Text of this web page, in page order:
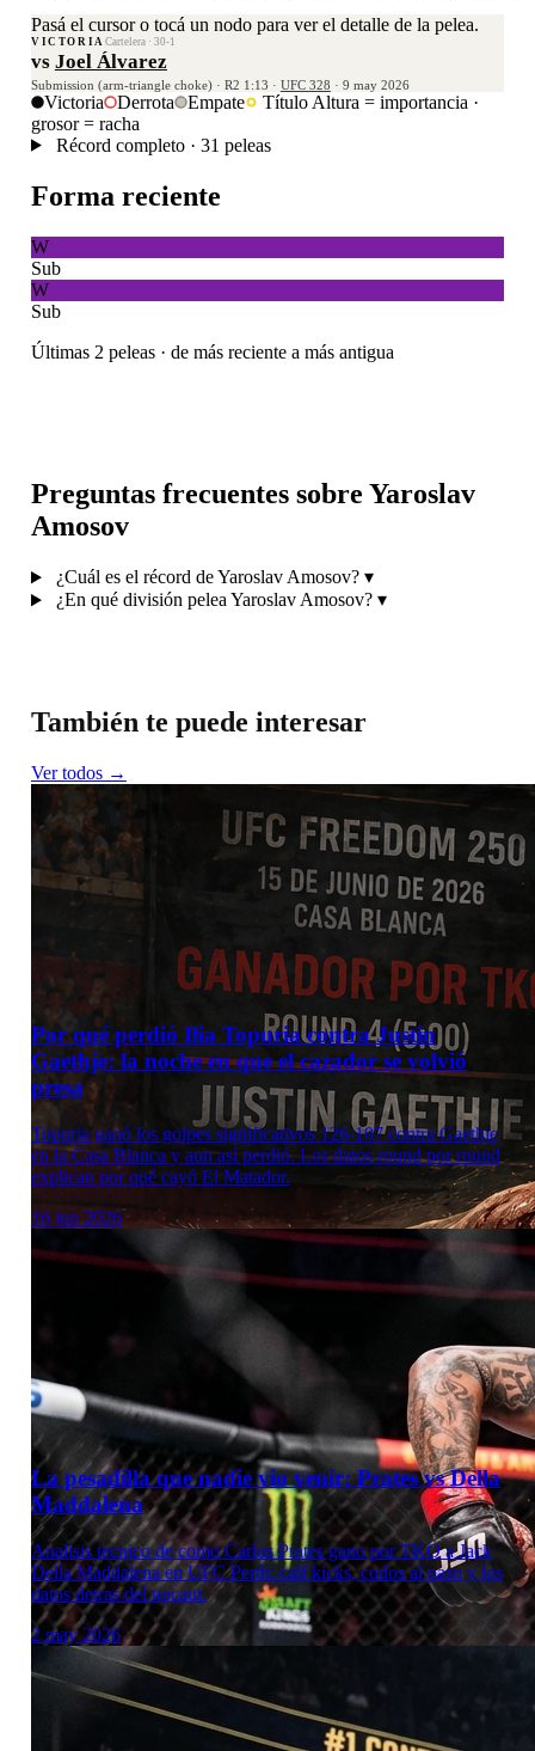
Pasá el cursor o tocá un nodo para ver el detalle de la pelea.
VICTORIA Cartelera · 30-1
vs Joel Álvarez
Submission (arm-triangle choke) · R2 1:13 · UFC 328 · 9 may 2026
Victoria Derrota Empate Título Altura = importancia ·
grosor = racha
Récord completo · 31 peleas
Forma reciente
W
Sub
W
Sub
Últimas 2 peleas · de más reciente a más antigua
Preguntas frecuentes sobre Yaroslav
Amosov
¿Cuál es el récord de Yaroslav Amosov? ▾
¿En qué división pelea Yaroslav Amosov? ▾
También te puede interesar
Ver todos →
Por qué perdió Ilia Topuria contra Justin
Gaethje: la noche en que el cazador se volvió
presa
Topuria ganó los golpes significativos 126-107 contra Gaethje
en la Casa Blanca y aun así perdió. Los datos round por round
explican por qué cayó El Matador.
16 jun 2026
La pesadilla que nadie vio venir: Prates vs Della
Maddalena
Analisis tecnico de como Carlos Prates gano por TKO a Jack
Della Maddalena en UFC Perth: calf kicks, codos al paso y los
datos detras del nocaut.
2 may 2026